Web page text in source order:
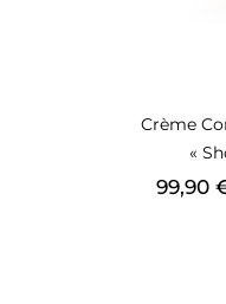
Crème
«
Prix
99,90